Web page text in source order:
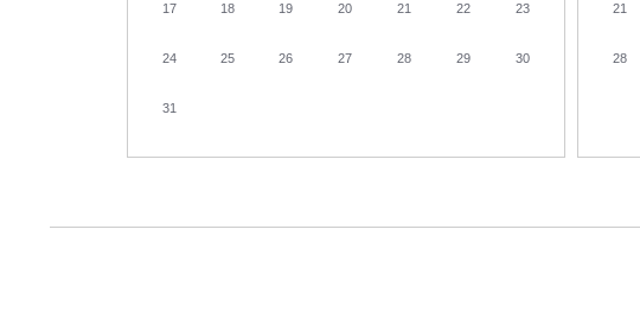
17 18 19 20 21 22 23
24 25 26 27 28 29 30
31
21
28